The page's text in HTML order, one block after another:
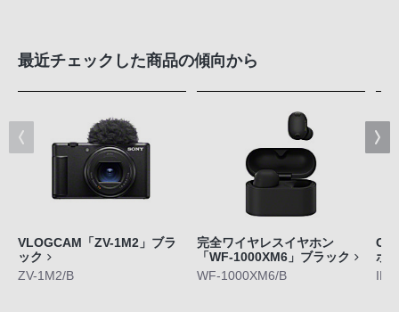
最近チェックした商品の傾向から
VLOGCAM「ZV-1M2」ブラ
ック
ZV-1M2/B
完全ワイヤレスイヤホン
「WF-1000XM6」ブラック
WF-1000XM6/B
ボ